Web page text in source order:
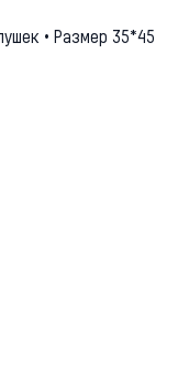
• Размер 35*45